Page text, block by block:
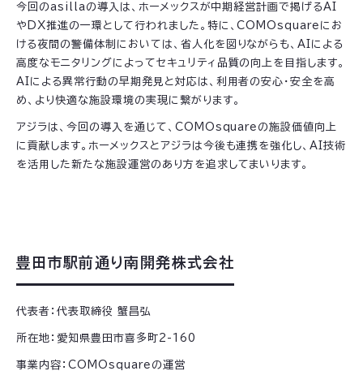
今回のasillaの導入は、ホーメックスが中期経営計画で掲げるAI
やDX推進の一環として行われました。特に、COMOsquareにお
ける夜間の警備体制においては、省人化を図りながらも、AIによる
高度なモニタリングによってセキュリティ品質の向上を目指します。
AIによる異常行動の早期発見と対応は、利用者の安心・安全を高
め、より快適な施設環境の実現に繋がります。
アジラは、今回の導入を通じて、COMOsquareの施設価値向上
に貢献します。ホーメックスとアジラは今後も連携を強化し、AI技術
を活用した新たな施設運営のあり方を追求してまいります。
豊田市駅前通り南開発株式会社
代表者：代表取締役 蟹昌弘
所在地：愛知県豊田市喜多町2-160
事業内容：COMOsquareの運営